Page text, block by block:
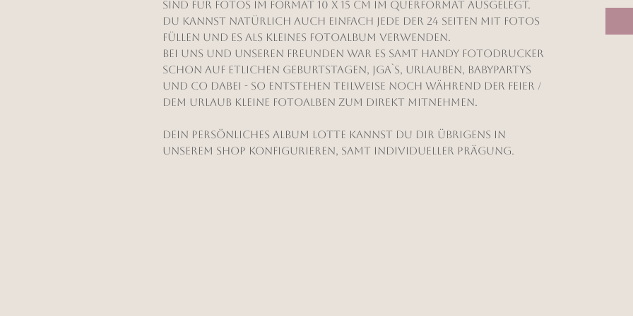
sind für Fotos im Format 10 x 15 cm im Querformat ausgelegt.
Du kannst natürlich auch einfach jede der 24 Seiten mit Fotos
füllen und es als kleines Fotoalbum verwenden.
Bei uns und unseren Freunden war es samt Handy Fotodrucker
schon auf etlichen Geburtstagen, JGA`s, Urlauben, Babypartys
und co dabei - so entstehen teilweise noch während der Feier /
dem Urlaub kleine Fotoalben zum direkt mitnehmen.
Dein persönliches Album Lotte kannst du dir übrigens in
unserem Shop konfigurieren, samt individueller Prägung.